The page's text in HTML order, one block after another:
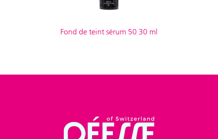
Fond de teint sérum 50 30 ml